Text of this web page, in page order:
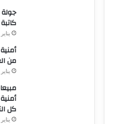
يناير 26, 2025
من
يناير 20, 2025
كل
يناير 29, 2025